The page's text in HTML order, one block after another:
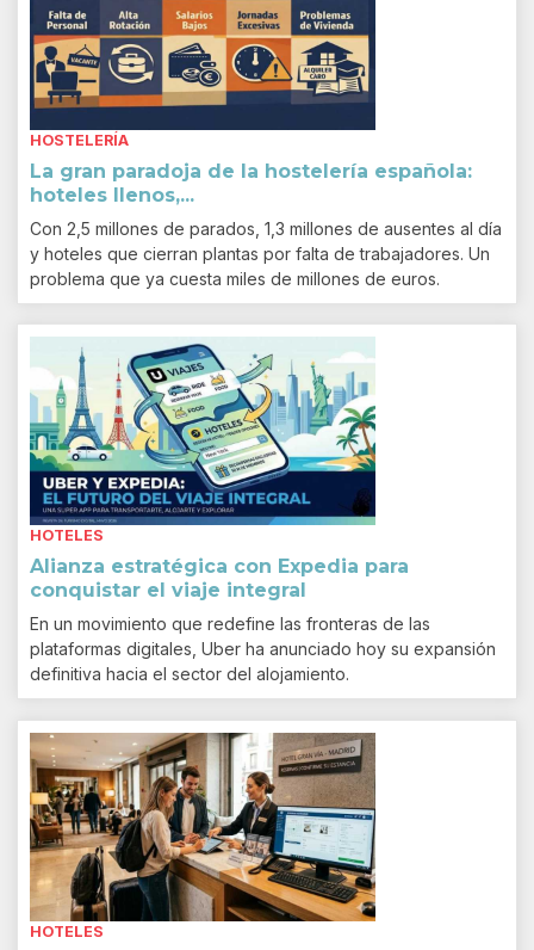
HOSTELERÍA
La gran paradoja de la hostelería española:
hoteles llenos,...
Con 2,5 millones de parados, 1,3 millones de ausentes al día
y hoteles que cierran plantas por falta de trabajadores. Un
problema que ya cuesta miles de millones de euros.
HOTELES
Alianza estratégica con Expedia para
conquistar el viaje integral
En un movimiento que redefine las fronteras de las
plataformas digitales, Uber ha anunciado hoy su expansión
definitiva hacia el sector del alojamiento.
HOTELES